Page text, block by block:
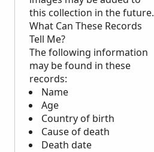
this collection in the future.
What Can These Records
Tell Me?
The following information
may be found in these
records:
Name
Age
Country of birth
Cause of death
Death date